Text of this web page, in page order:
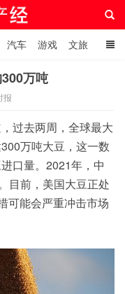
汽车 游戏 文旅
万吨
报
过去两周，全球最大
万吨大豆，这一数
口量。2021年，中
目前，美国大豆正处
可能会严重冲击市场